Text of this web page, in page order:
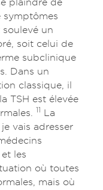
plaindre de
symptômes
soulevé un
soit celui de
subclinique
Dans un
classique, il
TSH est élevée
11
La
vais adresser
les
où toutes
mais où